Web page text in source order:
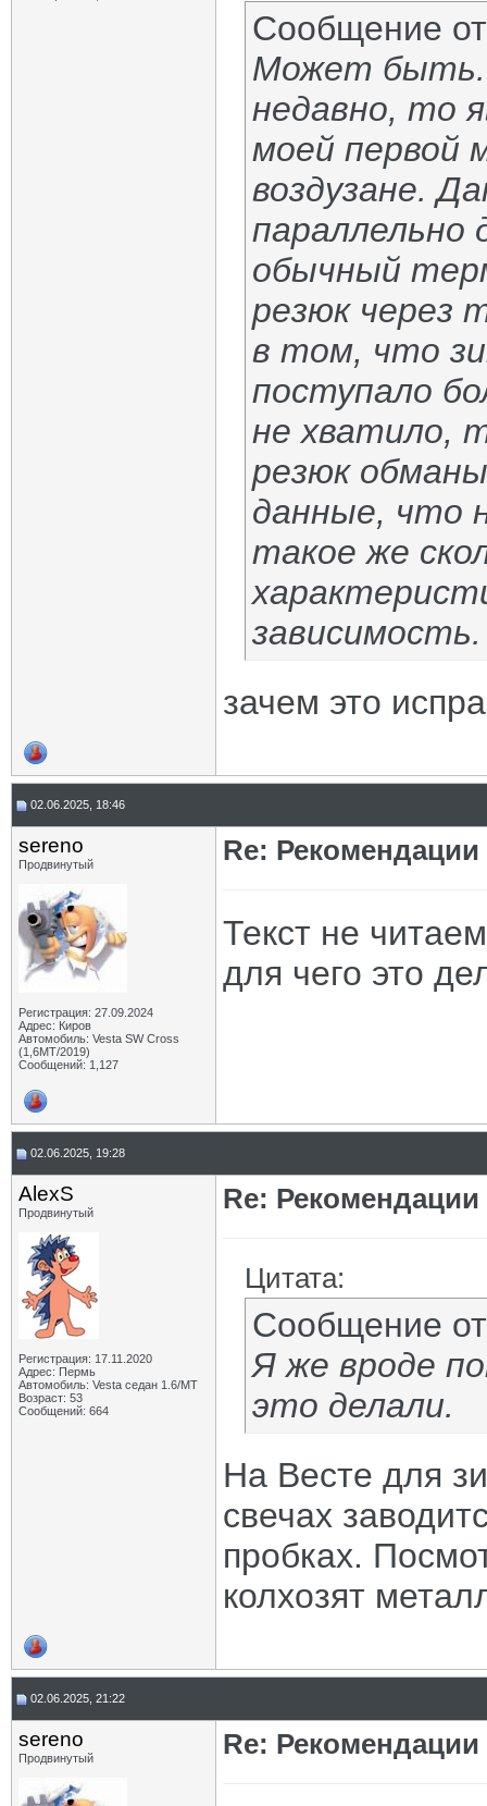
Сообщение
Может быть.
недавно, то
моей первой
воздузане.
обычный
резюк через
в том, что
поступало
не хватило,
резюк
данные, что
такое же
зависимость.
зачем это
02.06.2025, 18:46
sereno
Продвинутый
Регистрация: 27.09.2024
Адрес: Киров
Автомобиль: Vesta SW Cross
(1,6МТ/2019)
Сообщений: 1,127
Re:
Текст не
для чего это
02.06.2025, 19:28
AlexS
Продвинутый
Регистрация: 17.11.2020
Адрес: Пермь
Автомобиль: Vesta седан 1.6/МТ
Возраст: 53
Сообщений: 664
Re:
Цитата:
Сообщение
Я же вроде
это делали.
На Весте для
свечах
пробках.
колхозят
02.06.2025, 21:22
sereno
Продвинутый Re: